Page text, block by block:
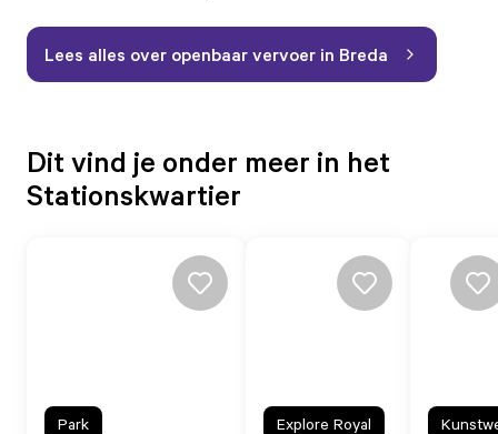
Lees alles over openbaar vervoer in Breda
Dit vind je onder meer in het
Stationskwartier
Park Explore Royal